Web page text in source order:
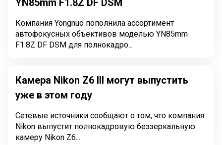
YN85mm F1.8Z DF DSM
Компания Yongnuo пополнила ассортимент
автофокусных объективов моделью YN85mm
F1.8Z DF DSM для полнокадро...
Камера Nikon Z6 III могут выпустить
уже в этом году
Сетевые источники сообщают о том, что компания
Nikon выпустит полнокадровую беззеркальную
камеру Nikon Z6...